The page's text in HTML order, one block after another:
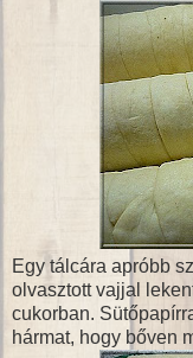
Egy tálcára apróbb
olvasztott vajjal
cukorban.
hármat, hogy bőven